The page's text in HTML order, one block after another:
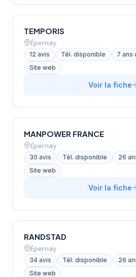
TEMPORIS
Épernay
12 avis Tél. disponible
7 ans
Site web
Voir la fiche
MANPOWER FRANCE
Épernay
30 avis Tél. disponible
26
Site web
Voir la fiche
RANDSTAD
Épernay
34 avis Tél. disponible
26
Site web